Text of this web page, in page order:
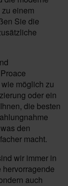
einem
Sie die
möglich zu
oder ein
die besten
den
macht.
wir immer in
auch